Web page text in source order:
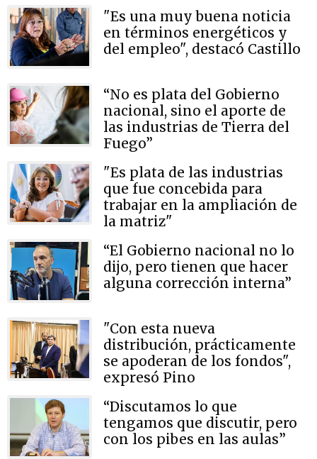
"Es una muy buena noticia
en términos energéticos y
del empleo", destacó Castillo
“No es plata del Gobierno
nacional, sino el aporte de
las industrias de Tierra del
Fuego”
"Es plata de las industrias
que fue concebida para
trabajar en la ampliación de
la matriz"
“El Gobierno nacional no lo
dijo, pero tienen que hacer
alguna corrección interna”
"Con esta nueva
distribución, prácticamente
se apoderan de los fondos",
expresó Pino
“Discutamos lo que
tengamos que discutir, pero
con los pibes en las aulas”